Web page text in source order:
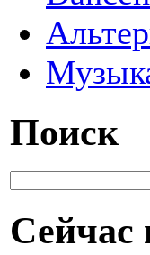
Поиск
Сейчас